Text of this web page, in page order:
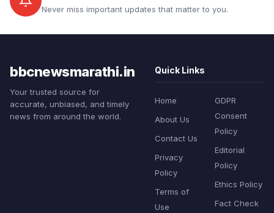
Never miss important updates that matter to you.
bbcnewsmarathi.in
Your trusted source for
accurate, unbiased, and timely
news from around the world.
Quick Links
Home
About Us
Contact Us
Privacy
Policy
Terms of
Use
GDPR
Consent
Policy
Editorial
Policy
Ethics Policy
Fact Check